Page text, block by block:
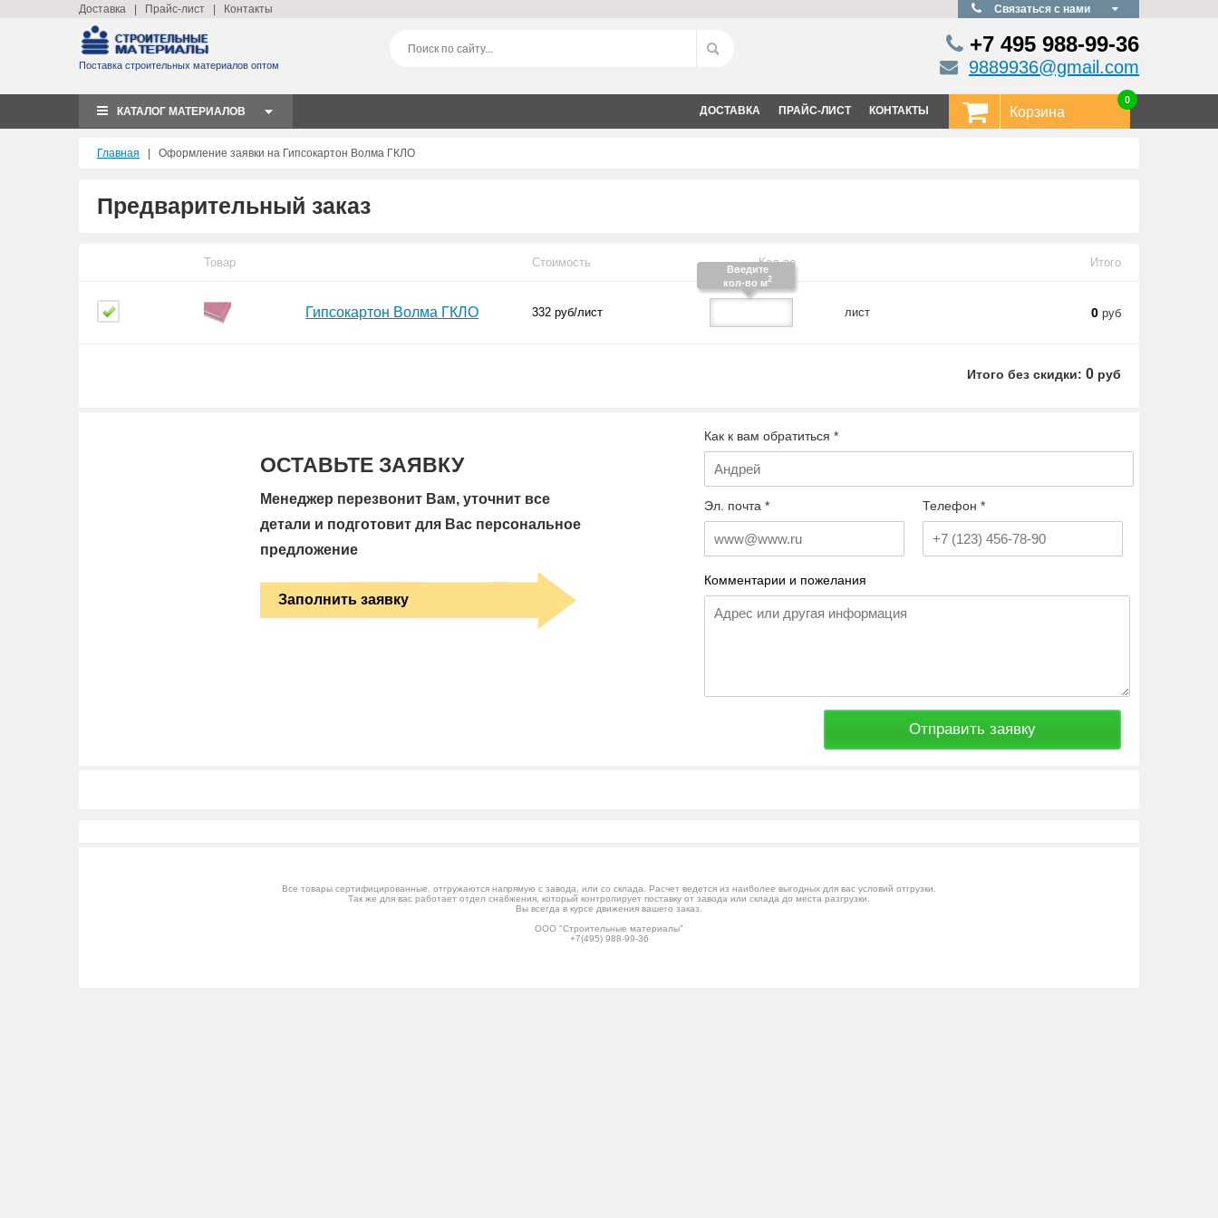
Доставка Прайс-лист Контакты Связаться с нами
Поставка строительных материалов оптом
+7 495 988-99-36
9889936@gmail.com
КАТАЛОГ МАТЕРИАЛОВ ДОСТАВКА ПРАЙС-ЛИСТ КОНТАКТЫ Корзина
0
Главная Оформление заявки на Гипсокартон Волма ГКЛО
Предварительный заказ
Товар Стоимость Кол-во Итого
Гипсокартон Волма ГКЛО 332 руб/лист
Введите
кол-во м2
лист 0 руб
Итого без скидки: 0 руб
Как к вам обратиться *
Эл. почта * Телефон *
Комментарии и пожелания
ОСТАВЬТЕ ЗАЯВКУ
Менеджер перезвонит Вам, уточнит все
детали и подготовит для Вас персональное
предложение
Заполнить заявку
Все товары сертифицированные, отгружаются напрямую с завода, или со склада. Расчет ведется из наиболее выгодных для вас условий отгрузки.
Так же для вас работает отдел снабжения, который контролирует поставку от завода или склада до места разгрузки.
Вы всегда в курсе движения вашего заказ.
ООО "Строительные материалы"
+7(495) 988-99-36